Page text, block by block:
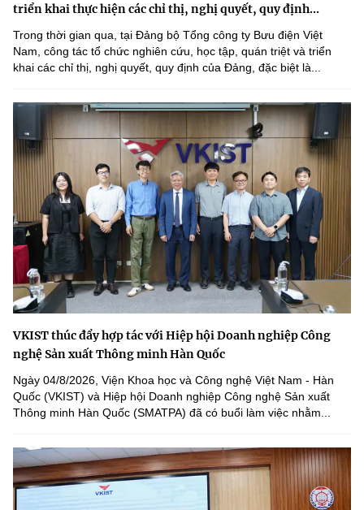
triển khai thực hiện các chỉ thị, nghị quyết, quy định...
Trong thời gian qua, tại Đảng bộ Tổng công ty Bưu điện Việt
Nam, công tác tổ chức nghiên cứu, học tập, quán triệt và triển
khai các chỉ thị, nghị quyết, quy định của Đảng, đặc biệt là...
VKIST thúc đẩy hợp tác với Hiệp hội Doanh nghiệp Công
nghệ Sản xuất Thông minh Hàn Quốc
Ngày 04/8/2026, Viện Khoa học và Công nghệ Việt Nam - Hàn
Quốc (VKIST) và Hiệp hội Doanh nghiệp Công nghệ Sản xuất
Thông minh Hàn Quốc (SMATPA) đã có buổi làm việc nhằm...